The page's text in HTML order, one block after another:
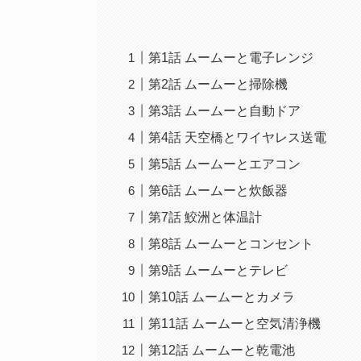
第1話 ムームーと電子レンジ
第2話 ムームーと掃除機
第3話 ムームーと自動ドア
第4話 天空橋とワイヤレス送電
第5話 ムームーとエアコン
第6話 ムームーと炊飯器
第7話 鮫洲と体温計
第8話 ムームーとコンセント
第9話 ムームーとテレビ
第10話 ムームーとカメラ
第11話 ムームーと空気清浄機
第12話 ムームーと乾電池